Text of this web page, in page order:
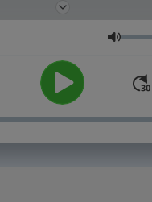
wspólnie
świata, Europy, Polski – i
się w podręcznikach – ten